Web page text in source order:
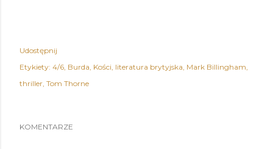
Udostępnij
Etykiety: 4/6 Burda Kości literatura brytyjska Mark Billingham
thriller Tom Thorne
KOMENTARZE